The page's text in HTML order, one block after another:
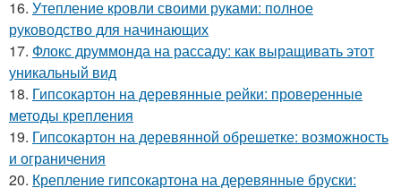
16. Утепление кровли своими руками: полное
руководство для начинающих
17. Флокс друммонда на рассаду: как выращивать этот
уникальный вид
18. Гипсокартон на деревянные рейки: проверенные
методы крепления
19. Гипсокартон на деревянной обрешетке: возможность
и ограничения
20. Крепление гипсокартона на деревянные бруски: